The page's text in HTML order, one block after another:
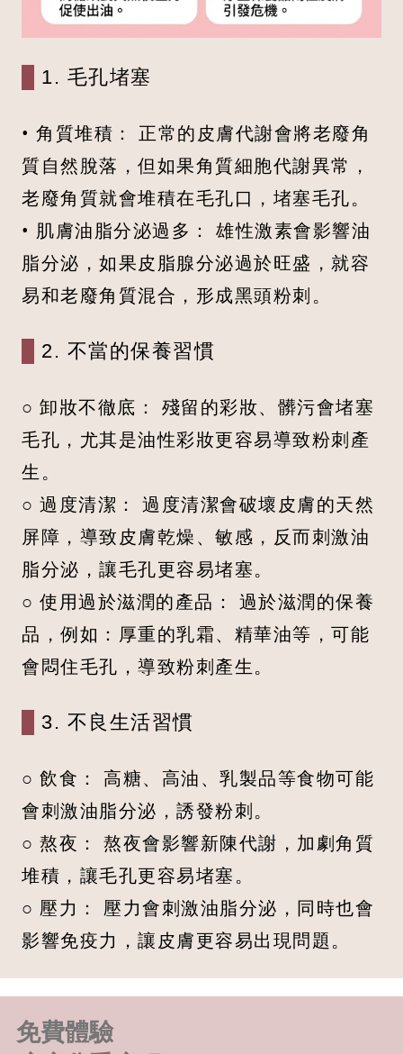
1. 毛孔堵塞
• 角質堆積： 正常的皮膚代謝會將老廢角
質自然脫落，但如果角質細胞代謝異常，
老廢角質就會堆積在毛孔口，堵塞毛孔。
• 肌膚油脂分泌過多： 雄性激素會影響油
脂分泌，如果皮脂腺分泌過於旺盛，就容
易和老廢角質混合，形成黑頭粉刺。
2. 不當的保養習慣
○ 卸妝不徹底： 殘留的彩妝、髒污會堵塞
毛孔，尤其是油性彩妝更容易導致粉刺產
生。
○ 過度清潔： 過度清潔會破壞皮膚的天然
屏障，導致皮膚乾燥、敏感，反而刺激油
脂分泌，讓毛孔更容易堵塞。
○ 使用過於滋潤的產品： 過於滋潤的保養
品，例如：厚重的乳霜、精華油等，可能
會悶住毛孔，導致粉刺產生。
3. 不良生活習慣
○ 飲食： 高糖、高油、乳製品等食物可能
會刺激油脂分泌，誘發粉刺。
○ 熬夜： 熬夜會影響新陳代謝，加劇角質
堆積，讓毛孔更容易堵塞。
○ 壓力： 壓力會刺激油脂分泌，同時也會
影響免疫力，讓皮膚更容易出現問題。
免費體驗